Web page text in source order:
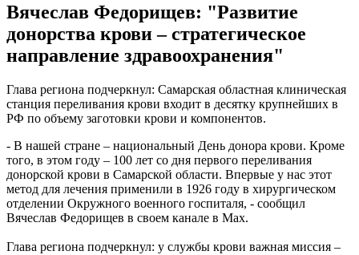
Хотела помочь подруге: в Борском районе сельчанку без прав
поймали за рулем "Гранты"
10.08.2026 | 12:24
В центре Сызрани на два дня отключат горячую воду
10.08.2026 | 12:20
"Серебряные" волонтеры из Похвистнева передали масксети
для бойцов СВО
10.08.2026 | 12:04
В Самаре 10 августа на нескольких улицах отключат
холодную воду
10.08.2026 | 11:51
Новокуйбышевский театр "Грань" открыл новый сезон
10.08.2026 | 11:40
За сутки в Самарской области потушили 15 пожаров и спасли
8 человек
10.08.2026 | 11:40
Вячеслав Федорищев принес глубочайшие соболезнования
Вячеслав Федорищев: "Развитие
донорства крови – стратегическое
направление здравоохранения"
Глава региона подчеркнул: Самарская областная клиническая
станция переливания крови входит в десятку крупнейших в
РФ по объему заготовки крови и компонентов.
- В нашей стране – национальный День донора крови. Кроме
того, в этом году – 100 лет со дня первого переливания
донорской крови в Самарской области. Впервые у нас этот
метод для лечения применили в 1926 году в хирургическом
отделении Окружного военного госпиталя, - сообщил
Вячеслав Федорищев в своем канале в Мах.
Глава региона подчеркнул: у службы крови важная миссия –